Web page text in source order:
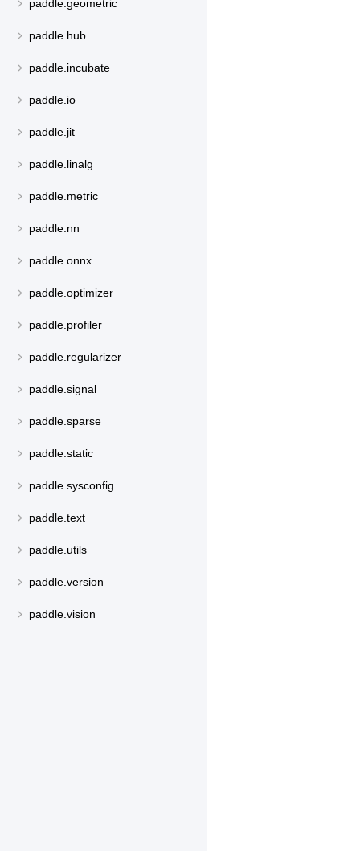
paddle.geometric
paddle.hub
paddle.incubate
paddle.io
paddle.jit
paddle.linalg
paddle.metric
paddle.nn
paddle.onnx
paddle.optimizer
paddle.profiler
paddle.regularizer
paddle.signal
paddle.sparse
paddle.static
paddle.sysconfig
paddle.text
paddle.utils
paddle.version
paddle.vision